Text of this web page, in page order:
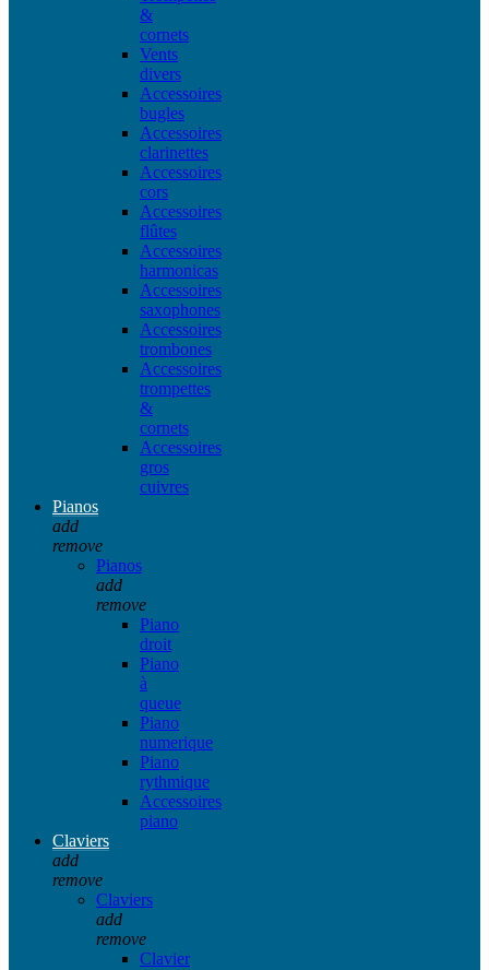
&
cornets
Vents
divers
Accessoires
bugles
Accessoires
clarinettes
Accessoires
cors
Accessoires
flûtes
Accessoires
harmonicas
Accessoires
saxophones
Accessoires
trombones
Accessoires
trompettes
&
cornets
Accessoires
gros
cuivres
Pianos
add
remove
Pianos
add
remove
Piano
droit
Piano
à
queue
Piano
numerique
Piano
rythmique
Accessoires
piano
Claviers
add
remove
Claviers
add
remove
Clavier